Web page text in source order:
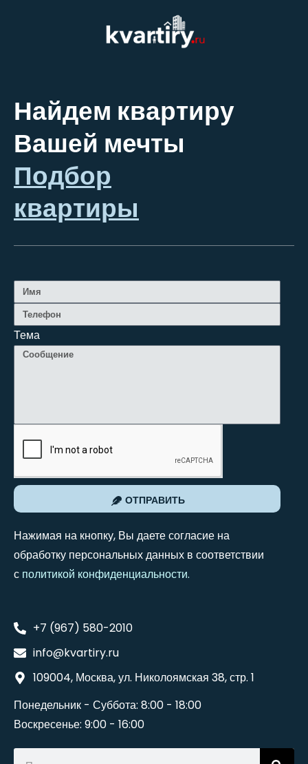
Найдем квартиру
Вашей мечты
Подбор
квартиры
Тема
ОТПРАВИТЬ
Нажимая на кнопку, Вы даете согласие на
обработку персональных данных в соответствии
с политикой конфиденциальности.
+7 (967) 580-2010
info@kvartiry.ru
109004, Москва, ул. Николоямская 38, стр. 1
Понедельник - Суббота: 8:00 - 18:00
Воскресенье: 9:00 - 16:00